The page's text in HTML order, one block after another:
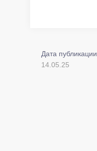
Дата публикации
14.05.25